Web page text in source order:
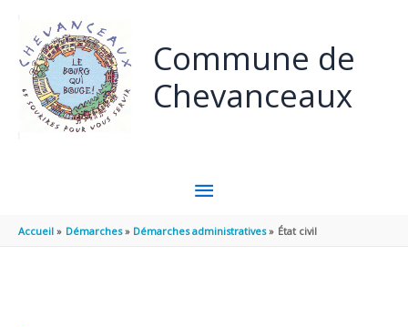
Commune de
Chevanceaux
MENU
PRINCIPAL
Accueil Démarches Démarches administratives État civil